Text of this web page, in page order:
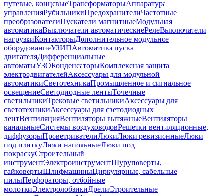
путевые, концевыеТрансформаторыАппаратура
управленияРубильникиПредохранителиЧастотные
преобразователиПускатели магнитныеМодульная
автоматикаВыключатели автоматическиеРелеВыключатели
нагрузкиКонтакторыДополнительное модульное
оборудованиеУЗИПАвтоматика пуска
двигателяДифференциальные
автоматыУЗОКонденсаторыКомплексная защита
электродвигателейАксессуары для модульной
автоматикиСветотехникаПромышленное и сигнальное
освещениеСветодиодные лентыТочечные
светильникиТрековые светильникиАксессуары для
светотехникиАксессуары для светодиодных
лентВентиляцияВентиляторы вытяжныеВентиляторы
канальныеСистемы воздуховодовРешетки вентиляционные,
диффузорыПроветривателиЛюкиЛюки ревизионныеЛюки
под плиткуЛюки напольныеЛюки под
покраскуСтроительный
инструментЭлектроинструментШуруповерты,
гайковертыШлифмашиныЦиркулярные, сабельные
пилыПерфораторы, отбойные
молоткиЭлектролобзикиДрелиСтроительные